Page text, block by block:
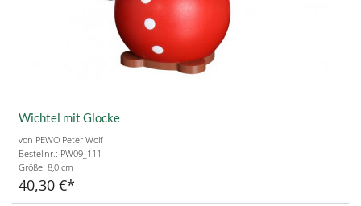
Wichtel mit Glocke
von PEWO Peter Wolf
Bestellnr.: PW09_111
Größe: 8,0 cm
40,30 €